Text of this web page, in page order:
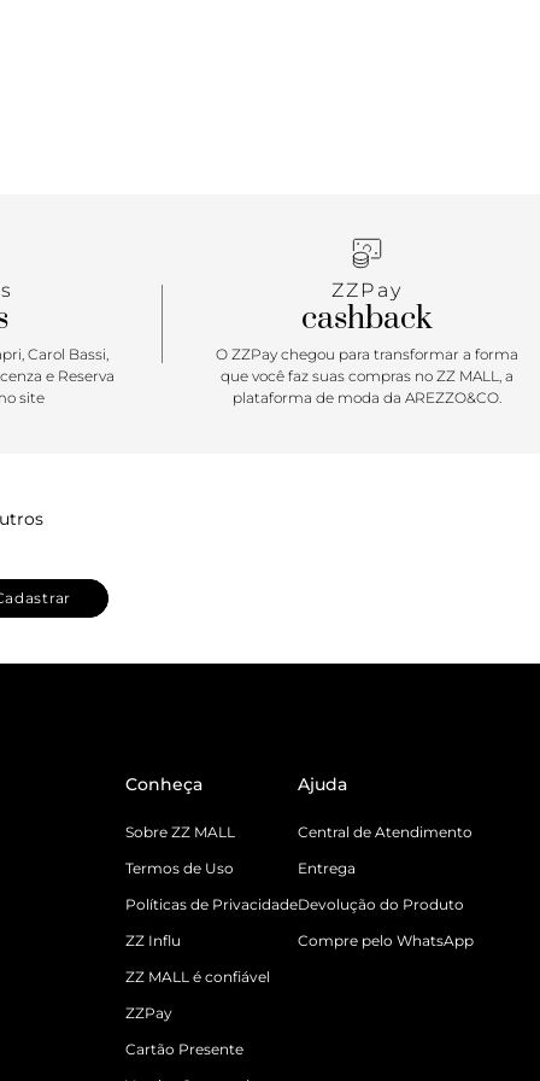
Carol Bassi,
e Reserva
site
ZZPay
cashback
O ZZPay chegou para transformar a forma
que você faz suas compras no ZZ MALL, a
plataforma de moda da AREZZO&CO.
Conheça
Sobre ZZ MALL
Termos de Uso
Políticas de Privacidade
ZZ Influ
ZZ MALL é confiável
ZZPay
Cartão Presente
Ajuda
Central de Atendimento
Entrega
Devolução do Produto
Compre pelo WhatsApp